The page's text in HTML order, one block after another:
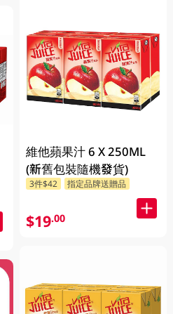
維他蘋果汁 6 X 250ML
(新舊包裝隨機發貨)
3件$42 指定品牌送贈品
$19.00